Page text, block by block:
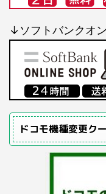
↓ソフトバンクオ
ドコモ機種変更ク